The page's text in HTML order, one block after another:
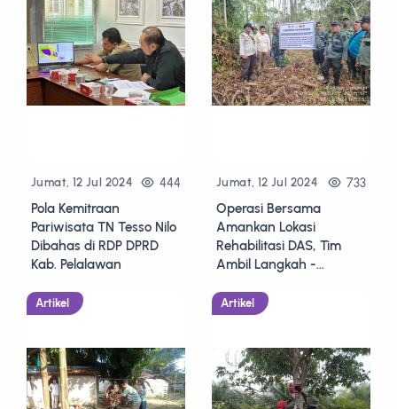
Jumat, 12 Jul 2024 444
Pola Kemitraan
Pariwisata TN Tesso Nilo
Dibahas di RDP DPRD
Kab. Pelalawan
Jumat, 12 Jul 2024 733
Operasi Bersama
Amankan Lokasi
Rehabilitasi DAS, Tim
Ambil Langkah -
Artikel Artikel